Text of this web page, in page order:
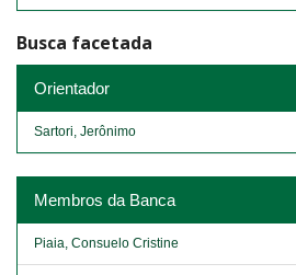
Busca facetada
Orientador
Sartori, Jerônimo
Membros da Banca
Piaia, Consuelo Cristine